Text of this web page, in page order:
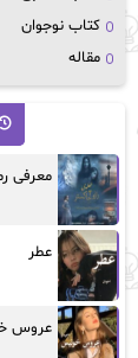
کتاب نوجوان
مقاله
معرفی
عطر
عروس